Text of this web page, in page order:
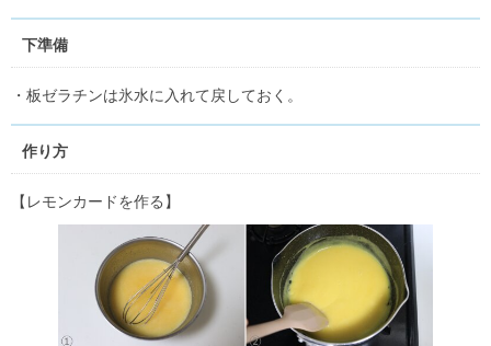
下準備
・板ゼラチンは氷水に入れて戻しておく。
作り方
【レモンカードを作る】